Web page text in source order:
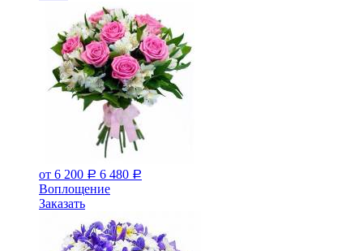
от 6 200 Р 6 480 Р
Воплощение
Заказать